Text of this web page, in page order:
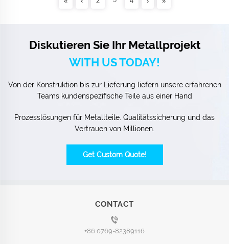
Diskutieren Sie Ihr Metallprojekt
WITH US TODAY!
Von der Konstruktion bis zur Lieferung liefern unsere erfahrenen
Teams kundenspezifische Teile aus einer Hand
Prozesslösungen für Metallteile. Qualitätssicherung und das
Vertrauen von Millionen.
Get Custom Quote!
CONTACT
+86 0769-82389116